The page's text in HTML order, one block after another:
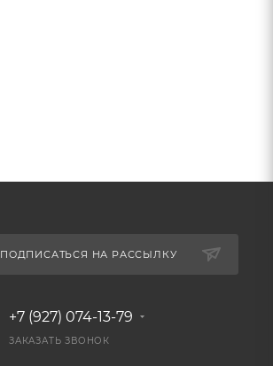
ПОДПИСАТЬСЯ НА РАССЫЛКУ
+7 (927) 074-13-79
ЗАКАЗАТЬ ЗВОНОК